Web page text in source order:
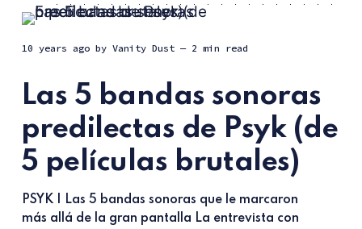
10 years agoby Vanity Dust — 2 min read
Las 5 bandas sonoras
predilectas de Psyk (de
5 películas brutales)
PSYK | Las 5 bandas sonoras que le marcaron
más allá de la gran pantalla La entrevista con